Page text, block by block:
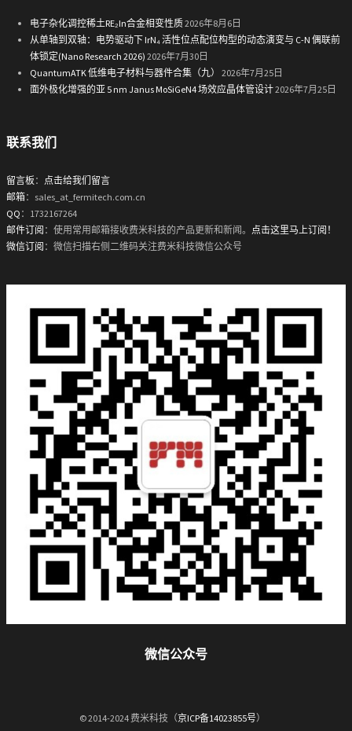
电子杂化调控稀土RE₂In合金相变性质2026年8月6日
从单轴到双轴：电势驱动下 IrN₄ 活性位点配位构型的动态演变与 C-N 偶联前
体锁定(Nano Research 2026) 2026年7月30日
QuantumATK 低维电子材料与器件合集（九）
2026年7月25日
面外极化增强的亚 5 nm Janus MoSiGeN4 场效应晶体管设计2026年7月25日
联系我们
留言板 ： 点击给我们留言
邮箱：sales_at_fermitech.com.cn
QQ ：1732167264
邮件订阅 ：使用常用邮箱接收费米科技的产品更新和新闻。 点击这里马上订阅！
微信订阅 ：微信扫描右侧二维码关注费米科技微信公众号
微信公众号
© 2014-2024 费米科技（京ICP备14023855号）